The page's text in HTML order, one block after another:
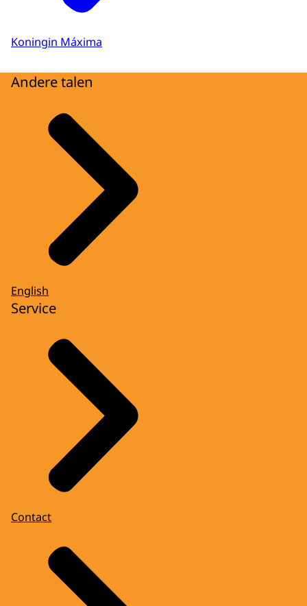
Koningin Máxima
Andere talen
English
Service
Contact